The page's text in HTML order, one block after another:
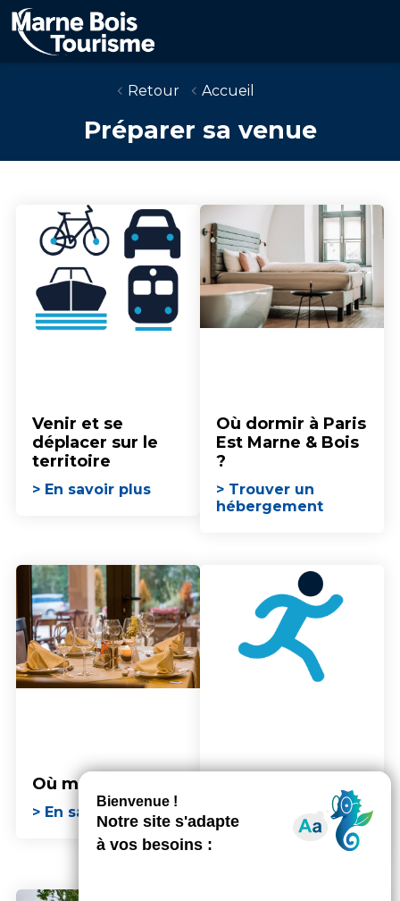
Aller
au
contenu
principal
Retour
Accueil
Préparer sa venue
Venir et se
déplacer sur le
territoire
> En savoir plus
Où dormir à Paris
Est Marne & Bois
?
> Trouver un
hébergement
Où manger ?
> En savoir plus
> En savoir plus